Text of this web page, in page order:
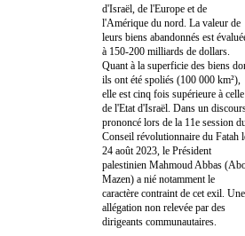
d'Israël, de l'Europe et de
l'Amérique du nord. La valeur de
leurs biens abandonnés est
à 150-200 milliards de dollars.
Quant à la superficie des biens
ils ont été spoliés (100 000 km²),
elle est cinq fois supérieure à celle
de l'Etat d'Israël. Dans un
prononcé lors de la 11e session
Conseil révolutionnaire du Fatah
24 août 2023, le Président
palestinien Mahmoud Abbas
Mazen) a nié notamment le
caractère contraint de cet exil. Une
allégation non relevée par des
dirigeants communautaires.